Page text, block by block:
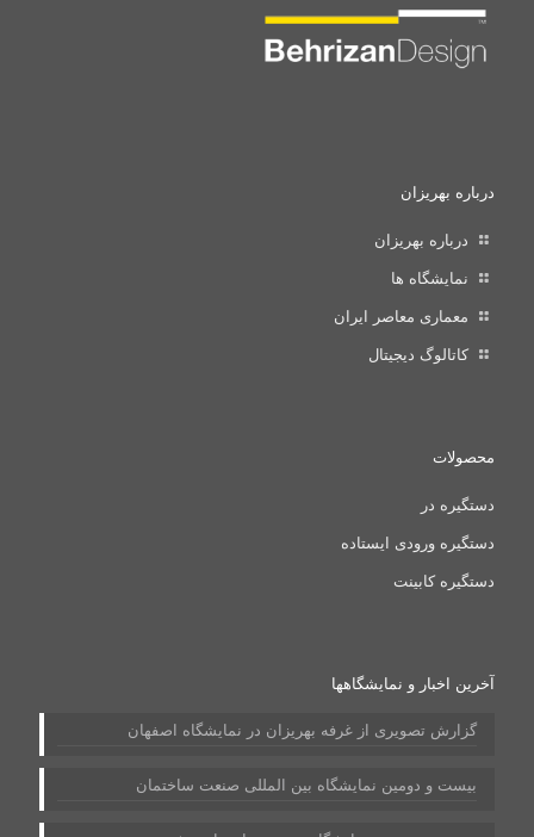
درباره بهریزان
درباره بهریزان
نمایشگاه ها
معماری معاصر ایران
کاتالوگ دیجیتال
محصولات
دستگیره در
دستگیره ورودی ایستاده
دستگیره کابینت
آخرین اخبار و نمایشگاهها
گزارش تصویری از غرفه بهریزان در نمایشگاه اصفهان
بیست و دومین نمایشگاه بین المللی صنعت ساختمان